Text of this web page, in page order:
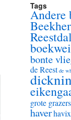
Tags
Andere
Reestdal
bonte
de Reest de
grote grazers
haver